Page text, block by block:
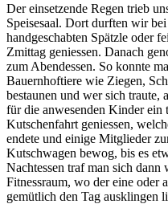
Der einsetzende Regen trieb
Speisesaal. Dort durften wir
handgeschabten Spätzle oder
Zmittag geniessen. Danach
zum Abendessen. So konnte
Bauernhoftiere wie Ziegen,
bestaunen und wer sich traute,
für die anwesenden Kinder ein
Kutschenfahrt geniessen,
endete und einige Mitglieder
Kutschwagen bewog, bis es
Nachtessen traf man sich dann
Fitnessraum, wo der eine oder
gemütlich den Tag ausklingen